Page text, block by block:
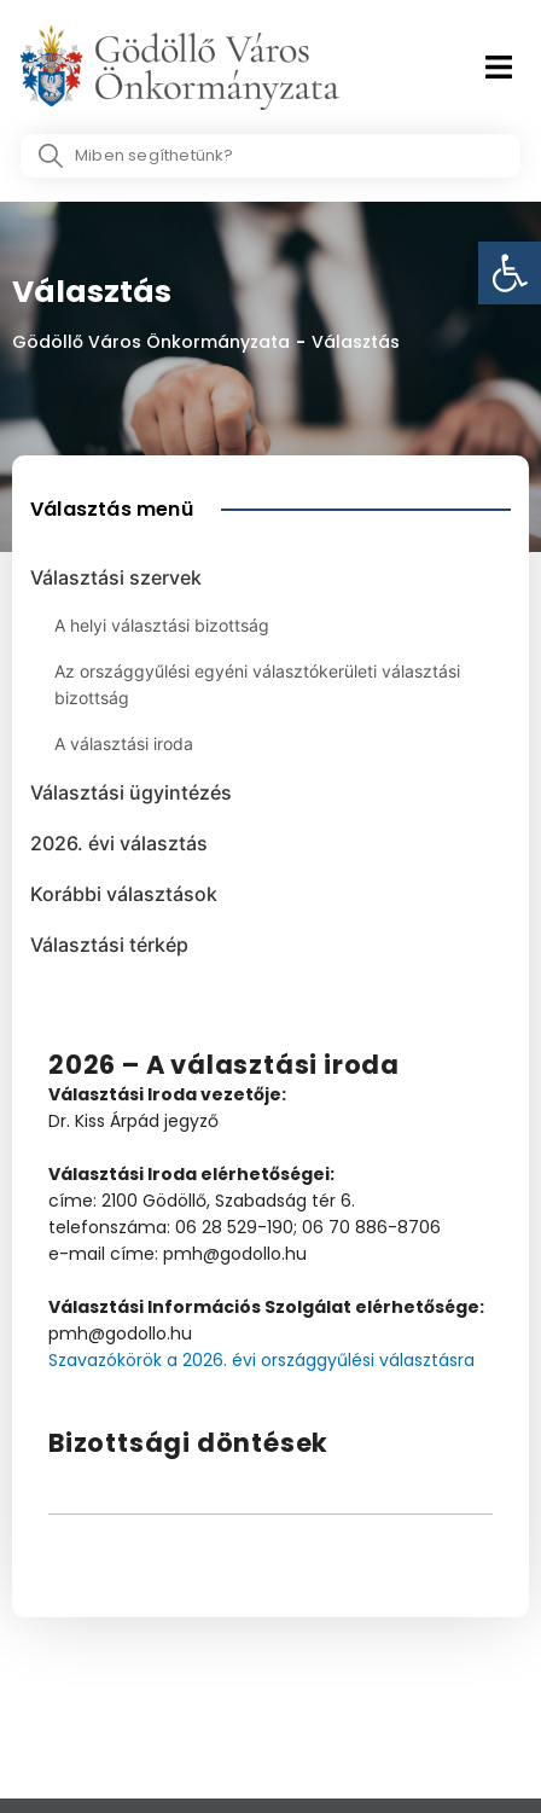
content
Search
Választás
Gödöllő Város Önkormányzata - Választás
Választás menü
Választási szervek
A helyi választási bizottság
Az országgyűlési egyéni választókerületi választási
bizottság
A választási iroda
Választási ügyintézés
2026. évi választás
Korábbi választások
Választási térkép
2026 – A választási iroda
Választási Iroda vezetője:
Dr. Kiss Árpád jegyző
Választási Iroda elérhetőségei:
címe: 2100 Gödöllő, Szabadság tér 6.
telefonszáma: 06 28 529-190; 06 70 886-8706
e-mail címe: pmh@godollo.hu
Választási Információs Szolgálat elérhetősége:
pmh@godollo.hu
Szavazókörök a 2026. évi országgyűlési választásra
Bizottsági döntések